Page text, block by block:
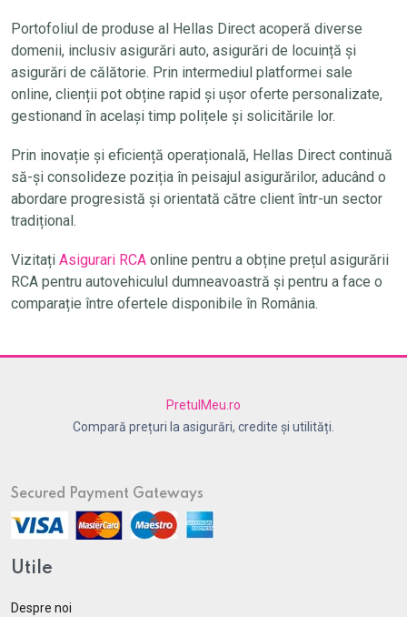
Portofoliul de produse al Hellas Direct acoperă diverse
domenii, inclusiv asigurări auto, asigurări de locuință și
asigurări de călătorie. Prin intermediul platformei sale
online, clienții pot obține rapid și ușor oferte personalizate,
gestionand în același timp polițele și solicitările lor.
Prin inovație și eficiență operațională, Hellas Direct continuă
să-și consolideze poziția în peisajul asigurărilor, aducând o
abordare progresistă și orientată către client într-un sector
tradițional.
Vizitați Asigurari RCA online pentru a obține prețul asigurării
RCA pentru autovehiculul dumneavoastră și pentru a face o
comparație între ofertele disponibile în România.
PretulMeu.ro
Compară prețuri la asigurări, credite și utilități.
Secured Payment Gateways
Utile
Despre noi